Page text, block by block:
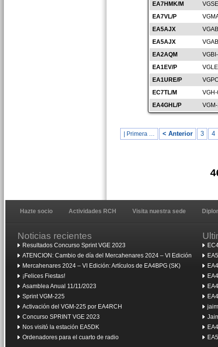
EA7HMK/M
EA7VL/P
EA5AJX
EA5AJX
EA2AQM
EA1EV/P
EA1URE/P
EC7TL/M
EA4GHL/P
| Primera … < Anterior 3 4
Hazte socio Actividades RCH Visita nuestra sede
Noticias recientes
Resultados Concurso Sprint VGE 2023
ATENCION: Cambio de día del Mercahenares 2024 – VI Edición
Mercahenares 2024 – VI Edición: Artículos de EA4BPG (SK)
¡Felices Fiestas!
Asamblea Anual 11/11/2023
Sprint VGM-225
Activación del VGM-225 por EA4RCH
Concurso SPRINT VGE 2023
Nos visitó la estación EA5DK
Ordenadores para el cuarto de radio